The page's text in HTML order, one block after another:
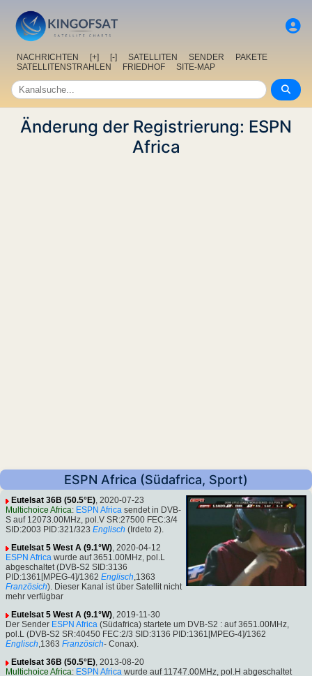
NACHRICHTEN [+] [-] SATELLITEN SENDER
PAKETE
SATELLITENSTRAHLEN
FRIEDHOF SITE-MAP
Änderung der Registrierung: ESPN
Africa
ESPN Africa (Südafrica, Sport)
Eutelsat 36B (50.5°E), 2020-07-23
Multichoice Africa: ESPN Africa sendet in DVB-
S auf 12073.00MHz, pol.V SR:27500 FEC:3/4
SID:2003 PID:321/323 Englisch (Irdeto 2).
Eutelsat 5 West A (9.1°W), 2020-04-12
ESPN Africa wurde auf 3651.00MHz, pol.L
abgeschaltet (DVB-S2 SID:3136
PID:1361[MPEG-4]/1362 Englisch,1363
Französich). Dieser Kanal ist über Satellit nicht
mehr verfügbar
Eutelsat 5 West A (9.1°W), 2019-11-30
Der Sender ESPN Africa (Südafrica) startete um DVB-S2 : auf 3651.00MHz,
pol.L (DVB-S2 SR:40450 FEC:2/3 SID:3136 PID:1361[MPEG-4]/1362
Englisch,1363 Französich- Conax).
Eutelsat 36B (50.5°E), 2013-08-20
Multichoice Africa: ESPN Africa wurde auf 11747.00MHz, pol.H abgeschaltet